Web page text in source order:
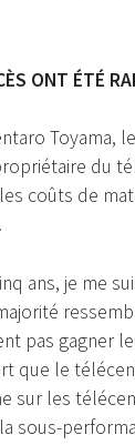
ONT ÉTÉ
Toyama,
du
coûts de
ans, je me
pas gagner
que le
sur les
sous-